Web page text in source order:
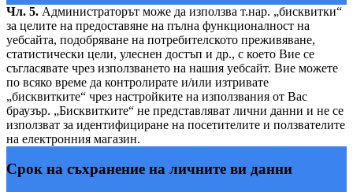
Чл. 5. Администраторът може да използва т.нар. „бисквитки“
за целите на предоставяне на пълна функционалност на
уебсайта, подобряване на потребителското преживяване,
статистически цели, улеснен достъп и др., с което Вие се
съгласявате чрез използването на нашия уебсайт. Вие можете
по всяко време да контролирате и/или изтривате
„бисквитките“ чрез настройките на използвания от Вас
браузър. „Бисквитките“ не представляват лични данни и не се
използват за идентифициране на посетителите и ползвателите
на електронния магазин.
Срок на съхранение на личните ви данни